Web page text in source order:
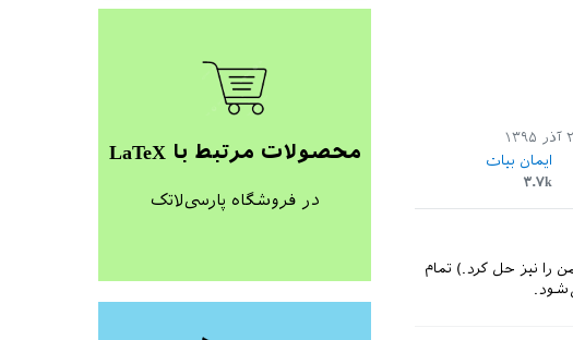
۲ آذر ۱۳۹۵
ایمان بیات
۳.۷k
را نیز حل کرد.) تمام
محصولات مرتبط با LaTeX
در فروشگاه پارسی‌لاتک